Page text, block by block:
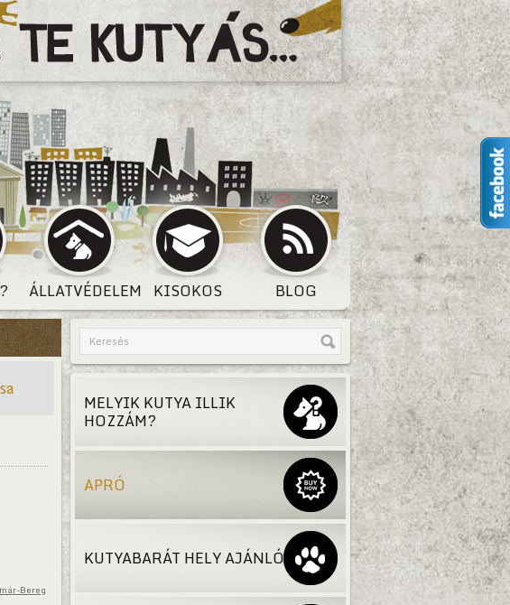
ÁLLATVÉDELEM KISOKOS BLOG
Bereg
MELYIK KUTYA ILLIK
HOZZÁM?
APRÓ
KUTYABARÁT HELY AJÁNLÓ